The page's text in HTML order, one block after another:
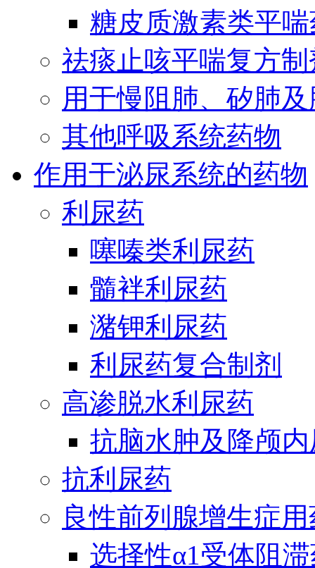
糖皮质激素类平
祛痰止咳平喘复方制
用于慢阻肺、矽肺
其他呼吸系统药物
作用于泌尿系统的药物
利尿药
噻嗪类利尿药
髓袢利尿药
潴钾利尿药
利尿药复合制剂
高渗脱水利尿药
抗脑水肿及降颅
抗利尿药
良性前列腺增生症
选择性α1受体阻